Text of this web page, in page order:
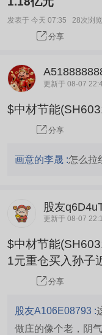
发表于 今天 07:35 28次浏览
分享
更新于 08-07
$中材节能
分享
画意的李晟 :怎么拉
股友
更新于 08-07
$中材节能
1元重仓买入孙子
元，割掉的股都
誓在这个股上不
分享
股友A106E08793 :
做庄的像个老，阴